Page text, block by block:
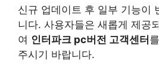
신규 업데이트 후 일부 기능이
니다. 사용자들은 새롭게 제공
여 인터파크 pc버전 고객센터
주시기 바랍니다.